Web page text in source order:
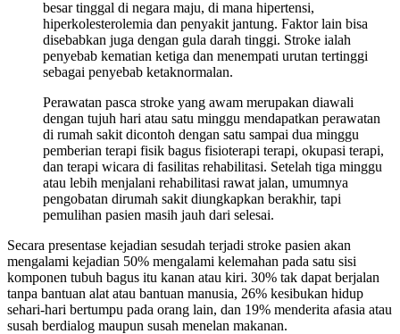
besar tinggal di negara maju, di mana hipertensi,
hiperkolesterolemia dan penyakit jantung. Faktor lain bisa
disebabkan juga dengan gula darah tinggi. Stroke ialah
penyebab kematian ketiga dan menempati urutan tertinggi
sebagai penyebab ketaknormalan.
Perawatan pasca stroke yang awam merupakan diawali
dengan tujuh hari atau satu minggu mendapatkan perawatan
di rumah sakit dicontoh dengan satu sampai dua minggu
pemberian terapi fisik bagus fisioterapi terapi, okupasi terapi,
dan terapi wicara di fasilitas rehabilitasi. Setelah tiga minggu
atau lebih menjalani rehabilitasi rawat jalan, umumnya
pengobatan dirumah sakit diungkapkan berakhir, tapi
pemulihan pasien masih jauh dari selesai.
Secara presentase kejadian sesudah terjadi stroke pasien akan
mengalami kejadian 50% mengalami kelemahan pada satu sisi
komponen tubuh bagus itu kanan atau kiri. 30% tak dapat berjalan
tanpa bantuan alat atau bantuan manusia, 26% kesibukan hidup
sehari-hari bertumpu pada orang lain, dan 19% menderita afasia atau
susah berdialog maupun susah menelan makanan.